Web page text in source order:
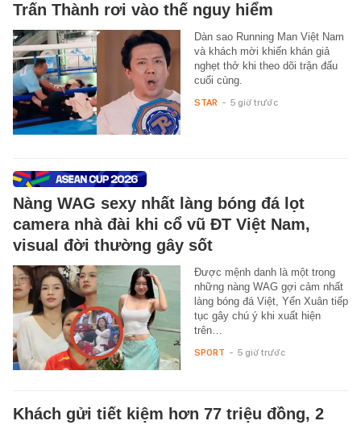
Trấn Thành rơi vào thế nguy hiểm
Dàn sao Running Man Việt Nam
và khách mời khiến khán giả
nghẹt thở khi theo dõi trận đấu
cuối cùng.
STAR - 5 giờ trước
Nàng WAG sexy nhất làng bóng đá lọt
camera nhà đài khi cổ vũ ĐT Việt Nam,
visual đời thường gây sốt
Được mệnh danh là một trong
những nàng WAG gợi cảm nhất
làng bóng đá Việt, Yến Xuân tiếp
tục gây chú ý khi xuất hiện
trên…
SPORT - 5 giờ trước
Khách gửi tiết kiệm hơn 77 triệu đồng, 2